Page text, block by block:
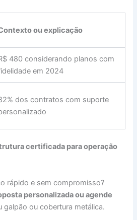
ou explicação
480 considerando planos com
em 2024
dos contratos com suporte
certificada para operação
rápido e sem compromisso?
personalizada ou agende
galpão ou cobertura metálica.